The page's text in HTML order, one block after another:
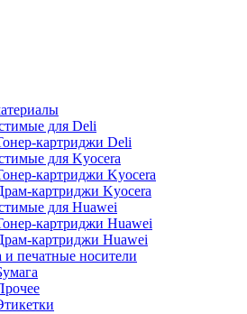
для Deli
картриджи Deli
для Kyocera
картриджи Kyocera
картриджи Kyocera
для Huawei
картриджи Huawei
картриджи Huawei
и печатные носители